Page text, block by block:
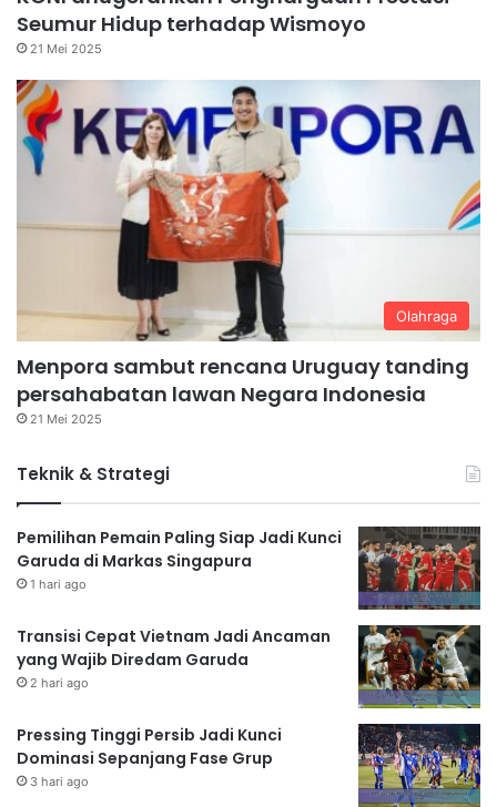
Seumur Hidup terhadap Wismoyo
21 Mei 2025
Olahraga
Menpora sambut rencana Uruguay tanding
persahabatan lawan Negara Indonesia
21 Mei 2025
Teknik & Strategi
Pemilihan Pemain Paling Siap Jadi Kunci
Garuda di Markas Singapura
1 hari ago
Transisi Cepat Vietnam Jadi Ancaman
yang Wajib Diredam Garuda
2 hari ago
Pressing Tinggi Persib Jadi Kunci
Dominasi Sepanjang Fase Grup
3 hari ago